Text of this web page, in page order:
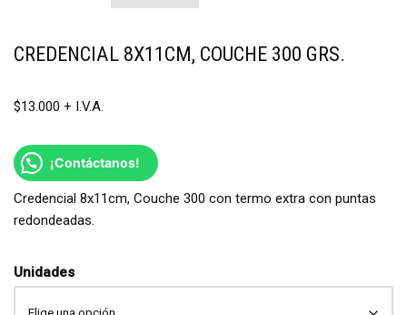
CREDENCIAL 8X11CM, COUCHE 300 GRS.
$13.000
¡Contáctanos!
Credencial 8x11cm, Couche 300 con termo extra con puntas
redondeadas.
Unidades